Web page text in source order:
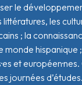
le
les
; la
hispanique
et
journées